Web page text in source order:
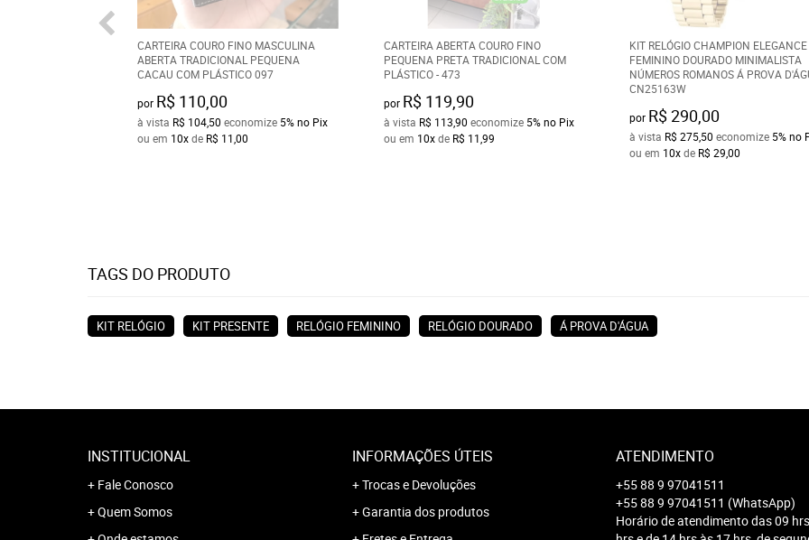
CARTEIRA COURO FINO MASCULINA
ABERTA TRADICIONAL PEQUENA
CACAU COM PLÁSTICO 097
por R$ 110,00
à vista R$ 104,50 economize 5%no Pix
ou em 10xde R$ 11,00
CARTEIRA ABERTA COURO FINO
PEQUENA PRETA TRADICIONAL COM
PLÁSTICO - 473
por R$ 119,90
à vista R$ 113,90 economize 5% no Pix
ou em 10xde R$ 11,99
KIT RELÓGIO CHAMPION ELEGANCE
FEMININO DOURADO MINIMALISTA
NÚMEROS ROMANOS Á PROVA
CN25163W
por R$ 290,00
à vista R$ 275,50 economize 5%no
ou em 10xde R$ 29,00
TAGS DO PRODUTO
KIT RELÓGIO KIT PRESENTE RELÓGIO FEMININO RELÓGIO DOURADO Á PROVA D'ÁGUA
INSTITUCIONAL
Fale Conosco
Quem Somos
INFORMAÇÕES ÚTEIS
Trocas e Devoluções
Garantia dos produtos
ATENDIMENTO
+55 88 9 97041511
+55 88 9 97041511 (WhatsApp)
Horário de atendimento das 09